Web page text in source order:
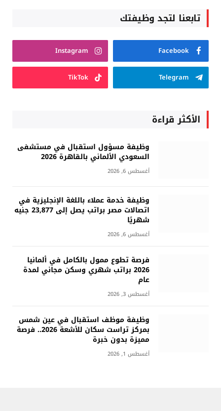
تابعنا لتجد وظيفتك
Facebook
Instagram
Telegram
TikTok
الأكثر قراءة
وظيفة مسؤول استقبال في مستشفى
السعودي الألماني بالقاهرة 2026
أغسطس 6, 2026
وظيفة خدمة عملاء باللغة الإنجليزية في
اتصالات مصر براتب يصل إلى 23,877 جنيه
شهريًا
أغسطس 6, 2026
فرصة تطوع ممول بالكامل في ألمانيا
2026 براتب شهري وسكن مجاني لمدة
عام
أغسطس 3, 2026
وظيفة موظف استقبال في عين شمس
بمركز تراست سكان للأشعة 2026.. فرصة
مميزة بدون خبرة
أغسطس 1, 2026